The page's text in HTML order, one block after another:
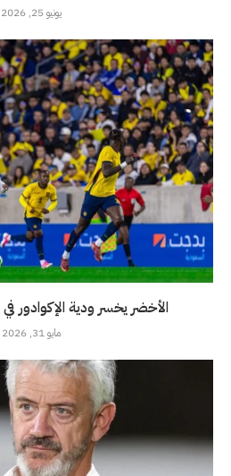
يونيو 25, 2026
الأخضر يخسر ودية الإكوادور
مايو 31, 2026